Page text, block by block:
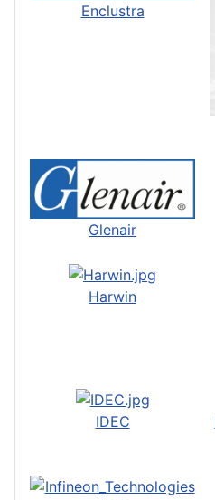
Enclustra
Glenair
Harwin
IDEC